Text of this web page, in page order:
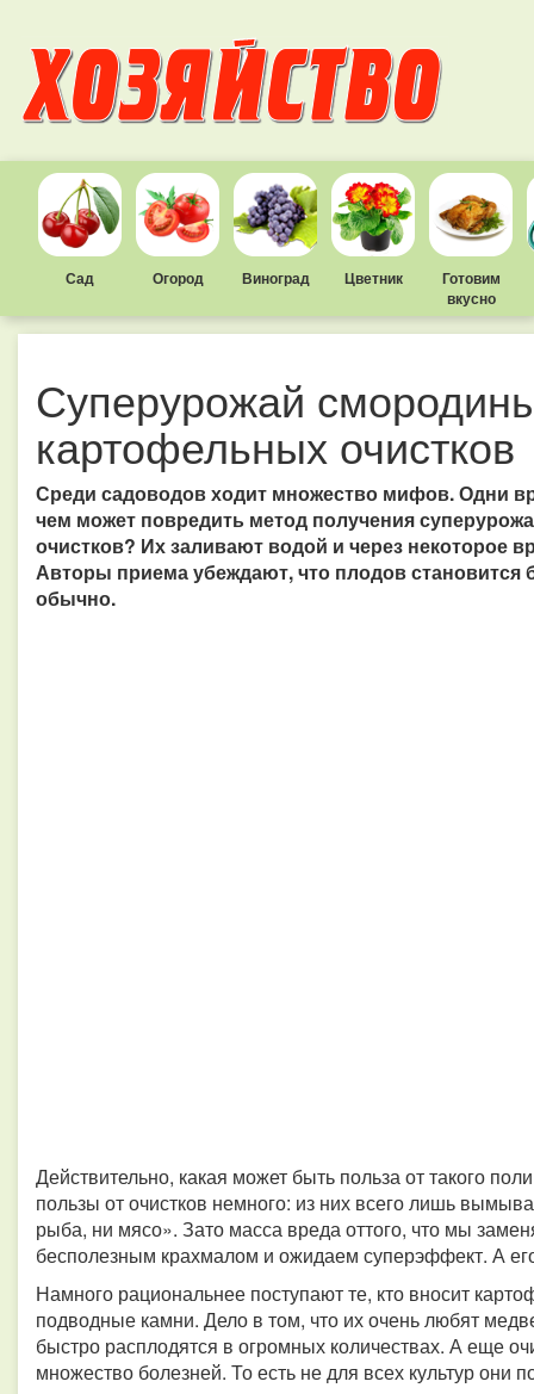
Сад Огород Виноград Цветник
Готовим
вкусно
Суперурожай
картофельных очистков
Среди садоводов ходит множество мифов. Одни
чем может повредить метод получения
очистков? Их заливают водой и через некоторое
Авторы приема убеждают, что плодов становится
обычно.
Действительно, какая может быть польза от такого
пользы от очистков немного: из них всего лишь
рыба, ни мясо». Зато масса вреда оттого, что мы
бесполезным крахмалом и ожидаем суперэффект. А
Намного рациональнее поступают те, кто вносит
подводные камни. Дело в том, что их очень любят
быстро расплодятся в огромных количествах. А еще
множество болезней. То есть не для всех культур они